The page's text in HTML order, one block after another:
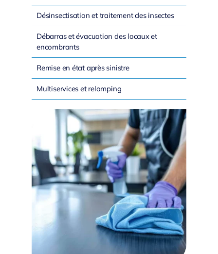
Désinsectisation et traitement des insectes
Débarras et évacuation des locaux et
encombrants
Remise en état après sinistre
Multiservices et relamping